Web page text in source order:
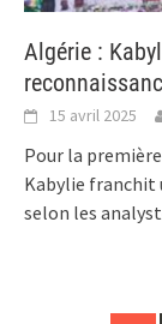
Algérie :
15 avril 2025
Pour la
Kabylie franchit
selon les